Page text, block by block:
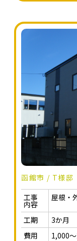
函館市 / T様邸
工事
内容
屋根・
工期
3か月
費用
1,000